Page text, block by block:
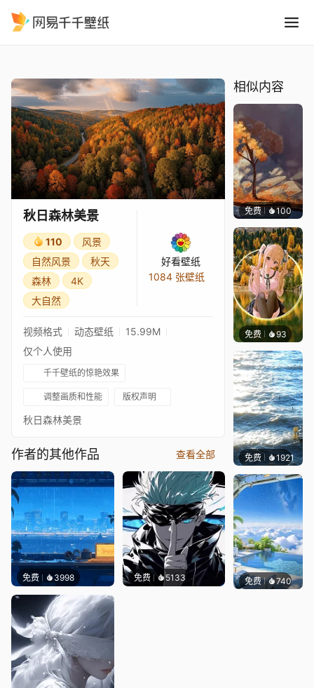
秋日森林美景
110
风景
自然风景
秋天
森林
4K
大自然
好看壁纸
1084 张壁纸
视频格式 动态壁纸
15.99M
仅个人使用
千千壁纸的惊艳效果
调整画质和性能 版权声明
秋日森林美景
作者的其他作品 查看全部
免费 3998 免费 5133
相似内容
免费 100Max
免费 93S37
免费 1921
千千壁纸
等作者
免费 740豆子